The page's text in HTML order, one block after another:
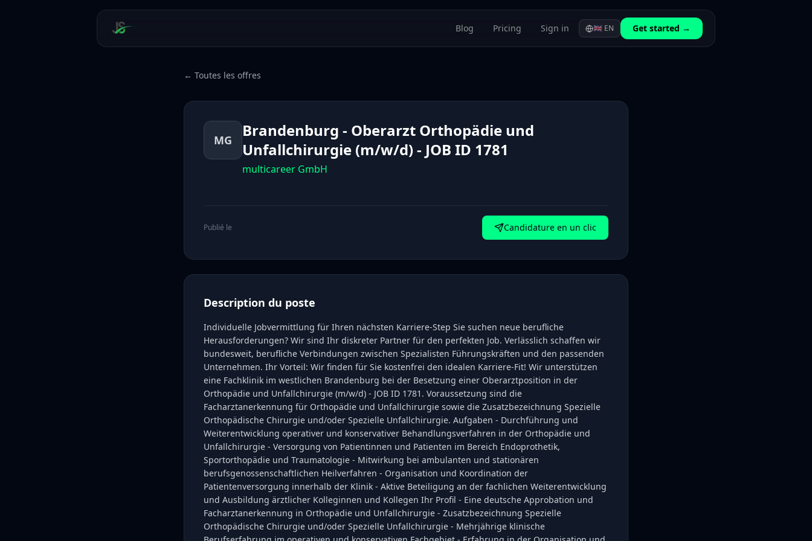
Blog Pricing Sign in 🇬🇧 EN Get started →
← Toutes les offres
MG
Brandenburg - Oberarzt Orthopädie und
Unfallchirurgie (m/w/d) - JOB ID 1781
multicareer GmbH
Publié le Candidature en un clic
Description du poste
Individuelle Jobvermittlung für Ihren nächsten Karriere-Step Sie suchen neue berufliche
Herausforderungen? Wir sind Ihr diskreter Partner für den perfekten Job. Verlässlich schaffen wir
bundesweit, berufliche Verbindungen zwischen Spezialisten Führungskräften und den passenden
Unternehmen. Ihr Vorteil: Wir finden für Sie kostenfrei den idealen Karriere-Fit! Wir unterstützen
eine Fachklinik im westlichen Brandenburg bei der Besetzung einer Oberarztposition in der
Orthopädie und Unfallchirurgie (m/w/d) - JOB ID 1781. Voraussetzung sind die
Facharztanerkennung für Orthopädie und Unfallchirurgie sowie die Zusatzbezeichnung Spezielle
Orthopädische Chirurgie und/oder Spezielle Unfallchirurgie. Aufgaben - Durchführung und
Weiterentwicklung operativer und konservativer Behandlungsverfahren in der Orthopädie und
Unfallchirurgie - Versorgung von Patientinnen und Patienten im Bereich Endoprothetik,
Sportorthopädie und Traumatologie - Mitwirkung bei ambulanten und stationären
berufsgenossenschaftlichen Heilverfahren - Organisation und Koordination der
Patientenversorgung innerhalb der Klinik - Aktive Beteiligung an der fachlichen Weiterentwicklung
und Ausbildung ärztlicher Kolleginnen und Kollegen Ihr Profil - Eine deutsche Approbation und
Facharztanerkennung in Orthopädie und Unfallchirurgie - Zusatzbezeichnung Spezielle
Orthopädische Chirurgie und/oder Spezielle Unfallchirurgie - Mehrjährige klinische